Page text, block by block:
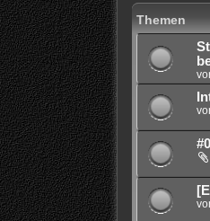
Themen